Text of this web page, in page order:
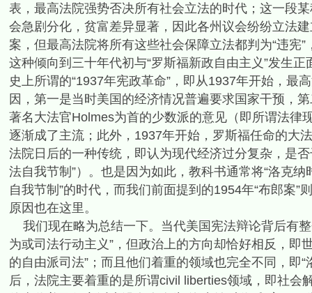
表，最高法院强势否决所有社会立法的时代；这一段
会急剧分化，贫富差异显著，因此各州议会纷纷立法
案，但最高法院将所有这些社会保障立法都判为“违宪
这种倾向到三十年代初与“罗斯福新政自由主义”发生
史上所谓的“1937年宪政革命”，即从1937年开始，最
因，第一是当时美国的经济情况普遍要求国家干预，
著名大法官Holmes为首的少数派的意见（即所谓法律
逐渐成了主流；此外，1937年开始，罗斯福任命的大
法院日后的一种传统，即认为现代经济过分复杂，是
法自我节制”）。也是因为如此，教科书通常将“洛克
自我节制”的时代，而我们前面提到的1954年“布郎案”
原因也在这里。
我们现在略为总结一下。当代美国宪法辩论背后有
为或司法行动主义”，但政治上的方向却恰好相反，即
的自由派司法”；而且他们着重的领域也完全不同，即
后，法院主要着重的是所谓civil liberties领域，即社会